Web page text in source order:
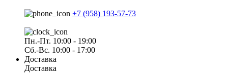
+7 (958) 193-57-73
Пн.-Пт. 10:00 - 19:00
Сб.-Вс. 10:00 - 17:00
Доставка
Доставка